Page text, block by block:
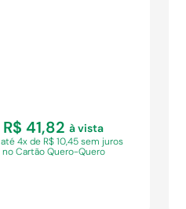
R$ 41,82 à vista
até 4x de R$ 10,45 sem juros
no Cartão Quero-Quero